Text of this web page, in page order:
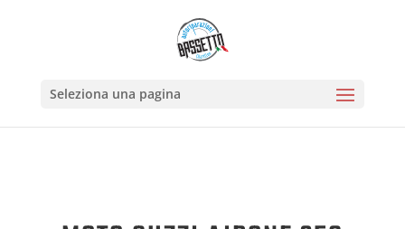
Seleziona una pagina